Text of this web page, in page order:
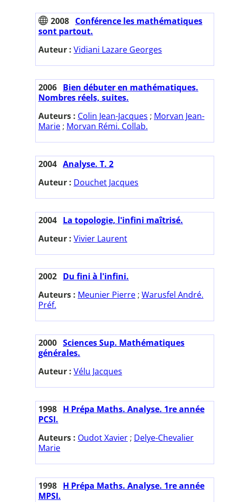
2008 Conférence les mathématiques
sont partout.
Auteur : Vidiani Lazare Georges
2006 Bien débuter en mathématiques.
Nombres réels, suites.
Auteurs : Colin Jean-Jacques ; Morvan Jean-
Marie ; Morvan Rémi. Collab.
2004 Analyse. T. 2
Auteur : Douchet Jacques
2004 La topologie, l'infini maîtrisé.
Auteur : Vivier Laurent
2002 Du fini à l'infini.
Auteurs : Meunier Pierre ; Warusfel André.
Préf.
2000 Sciences Sup. Mathématiques
générales.
Auteur : Vélu Jacques
1998 H Prépa Maths. Analyse. 1re année
PCSI.
Auteurs : Oudot Xavier ; Delye-Chevalier
Marie
1998 H Prépa Maths. Analyse. 1re année
MPSI.